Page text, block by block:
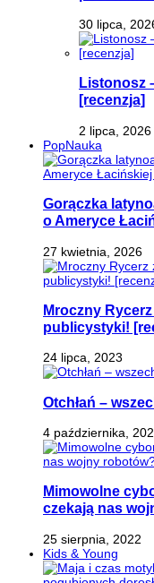
30 lipca,
Listonosz
[recenzja]
2 lipca, 2026
PopNauka
Gorączka
o Ameryce
27 kwietnia, 2026
Mroczny
publicystyki!
24 lipca, 2023
Otchłań –
4 października,
Mimowolne
czekają nas
25 sierpnia, 2022
Kids & Young